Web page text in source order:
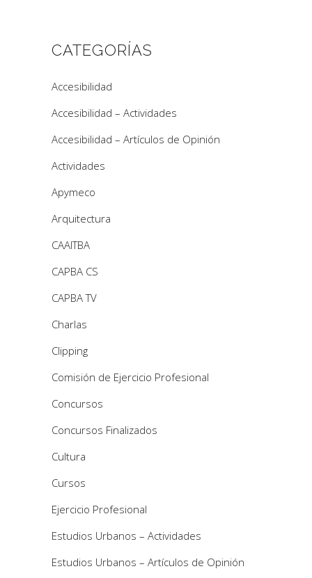
CATEGORÍAS
Accesibilidad
Accesibilidad – Actividades
Accesibilidad – Artículos de Opinión
Actividades
Apymeco
Arquitectura
CAAITBA
CAPBA CS
CAPBA TV
Charlas
Clipping
Comisión de Ejercicio Profesional
Concursos
Concursos Finalizados
Cultura
Cursos
Ejercicio Profesional
Estudios Urbanos – Actividades
Estudios Urbanos – Artículos de Opinión